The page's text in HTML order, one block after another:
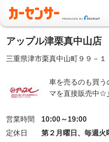
アップル津栗真中山店
三重県津市栗真中山町９９－１
車を売るのも買
マを直接販売中☆
営業時間
10:00～19:00
定休日
第２月曜日、毎週火